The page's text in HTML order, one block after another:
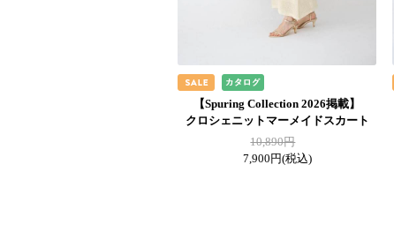
【Spuring Collection 2026掲載】
クロシェニットマーメイドスカート
10,890円
7,900円(税込)